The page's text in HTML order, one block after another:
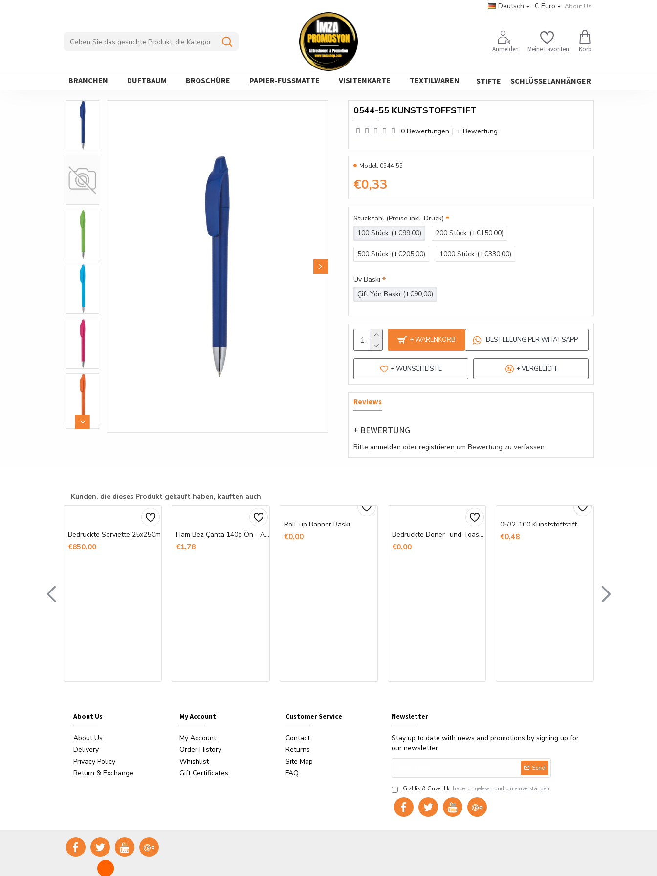
Deutsch € Euro About Us
Anmelden Meine Favoriten Korb
BRANCHEN DUFTBAUM BROSCHÜRE PAPIER-FUSSMATTE VISITENKARTE TEXTILWAREN STIFTE SCHLÜSSELANHÄNGER
0544-55 KUNSTSTOFFSTIFT
0 Bewertungen | + Bewertung
€0,33
Model: 0544-55
Stückzahl (Preise inkl. Druck)
100 Stück (+€99,00) 200 Stück (+€150,00)
500 Stück (+€205,00) 1000 Stück (+€330,00)
Uv Baskı
Çift Yön Baskı (+€90,00)
+ WARENKORB BESTELLUNG PER WHATSAPP
+ WUNSCHLISTE + VERGLEICH
Reviews
+ BEWERTUNG
Bitte anmelden oder registrieren um Bewertung zu verfassen
Kunden, die dieses Produkt gekauft haben, kauften auch
Bedruckte Serviette 25x25Cm
€850,00
Ham Bez Çanta 140g Ön - Arka Baskı
€1,78
Roll-up Banner Baskı
€0,00 Bedruckte Döner- und Toast-Tüten
€0,00
0532-100 Kunststoffstift
€0,48
About Us
About Us
Delivery
Privacy Policy
Return & Exchange
My Account
My Account
Order History
Whishlist
Gift Certificates
Customer Service
Contact
Returns
Site Map
FAQ
Newsletter
Stay up to date with news and promotions by signing up for
our newsletter
Send
Gizlilik & Güvenlik habe ich gelesen und bin einverstanden.